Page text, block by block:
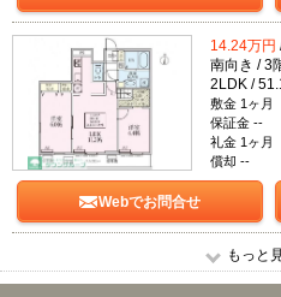
14.24万円
南向き / 3
2LDK /
敷金 1ヶ月
保証金 --
礼金 1ヶ月
償却 --
Webでお問合せ
もっと